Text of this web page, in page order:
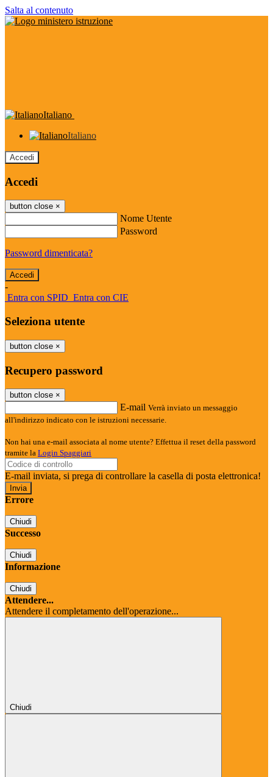
Salta al contenuto
Italiano
Italiano
Accedi
Accedi
button close ×
Nome Utente
Password
Password dimenticata?
-
Entra con SPID Entra con CIE
Seleziona utente
button close ×
Recupero password
button close ×
E-mail Verrà inviato un messaggio
all'indirizzo indicato con le istruzioni necessarie.
Non hai una e-mail associata al nome utente? Effettua il reset della password
tramite la Login Spaggiari
E-mail inviata, si prega di controllare la casella di posta elettronica!
Errore
Chiudi
Successo
Chiudi
Informazione
Chiudi
Attendere...
Attendere il completamento dell'operazione...
Chiudi